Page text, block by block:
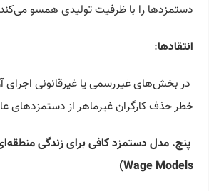
دستمزدها را با ظرفیت تولیدی همسو
انتقادها:
در بخش‌های غیررسمی یا غیرقانونی
خطر حذف کارگران غیرماهر از دستمزدهای
پنج.مدل دستمزد کافی برای زندگی
Wage Models)